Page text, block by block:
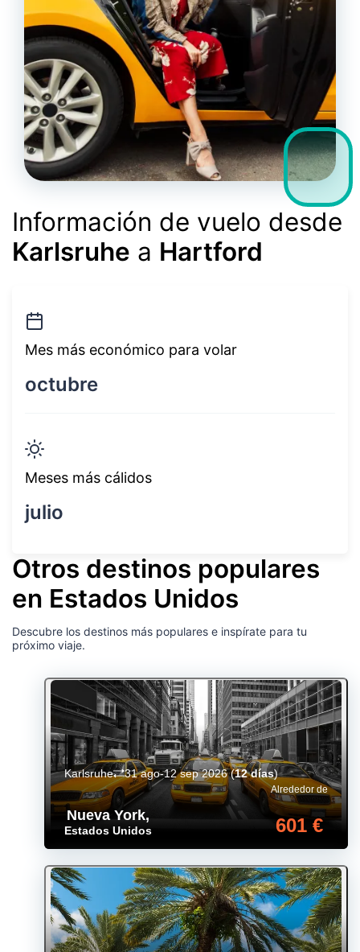
Información de vuelo desde
Karlsruhe a Hartford
Mes más económico para volar
octubre
Meses más cálidos
julio
Otros destinos populares
en Estados Unidos
Descubre los destinos más populares e inspírate para tu
próximo viaje.
Nueva York,
Estados Unidos
Alrededor de
601 €
Karlsruhe 31 ago-12 sep 2026(12 días)